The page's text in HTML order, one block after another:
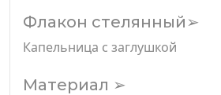
Флакон стелянный➢
Капельница с заглушкой
Материал ➢